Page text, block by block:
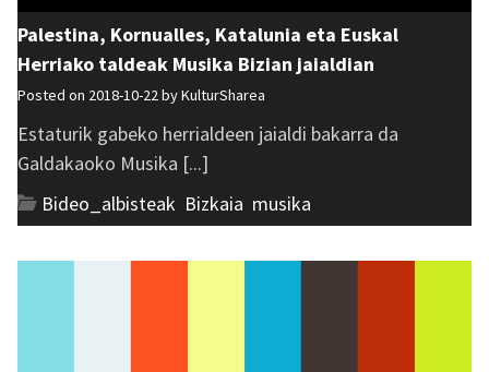
Palestina, Kornualles, Katalunia eta Euskal
Herriako taldeak Musika Bizian jaialdian
Posted on 2018-10-22 byKulturSharea
Estaturik gabeko herrialdeen jaialdi bakarra da
Galdakaoko Musika [...]
Bideo_albisteak Bizkaia musika